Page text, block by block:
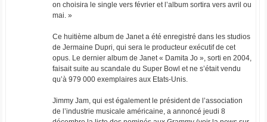
on choisira le single vers février et l’album sortira vers avril ou
mai. »
Ce huitième album de Janet a été enregistré dans les studios
de Jermaine Dupri, qui sera le producteur exécutif de cet
opus. Le dernier album de Janet « Damita Jo », sorti en 2004,
faisait suite au scandale du Super Bowl et ne s’était vendu
qu’à 979 000 exemplaires aux Etats-Unis.
Jimmy Jam, qui est également le président de l’association
de l’industrie musicale américaine, a annoncé jeudi 8